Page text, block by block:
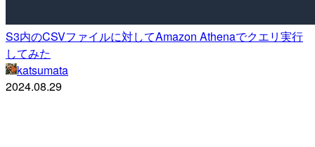
S3内のCSVファイルに対してAmazon Athenaでクエリ実行
してみた
katsumata
2024.08.29